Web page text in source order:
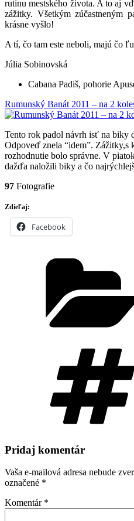
rutinu mestského života. A to aj
zážitky. Všetkým zúčastneným
krásne vyšlo!
A tí, čo tam este neboli, majú čo
Júlia Sobinovská
Cabana Padiš, pohorie
Rumunský Banát 2011 – na 2
Tento rok padol návrh isť na biky
Odpoveď znela “idem”.
rozhodnutie bolo správne. V
dažďa naložili biky a čo
97 Fotografie
Zdieľaj:
Facebook
Pridaj komentár
Vaša e-mailová adresa nebude
označené *
Komentár *